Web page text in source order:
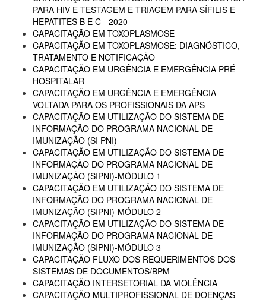
PARA HIV E TESTAGEM E TRIAGEM PARA SÍFILIS E
HEPATITES B E C - 2020
CAPACITAÇÃO EM TOXOPLASMOSE
CAPACITAÇÃO EM TOXOPLASMOSE: DIAGNÓSTICO,
TRATAMENTO E NOTIFICAÇÃO
CAPACITAÇÃO EM URGÊNCIA E EMERGÊNCIA PRÉ
HOSPITALAR
CAPACITAÇÃO EM URGÊNCIA E EMERGÊNCIA
VOLTADA PARA OS PROFISSIONAIS DA APS
CAPACITAÇÃO EM UTILIZAÇÃO DO SISTEMA DE
INFORMAÇÃO DO PROGRAMA NACIONAL DE
IMUNIZAÇÃO (SI PNI)
CAPACITAÇÃO EM UTILIZAÇÃO DO SISTEMA DE
INFORMAÇÃO DO PROGRAMA NACIONAL DE
IMUNIZAÇÃO (SIPNI)-MÓDULO 1
CAPACITAÇÃO EM UTILIZAÇÃO DO SISTEMA DE
INFORMAÇÃO DO PROGRAMA NACIONAL DE
IMUNIZAÇÃO (SIPNI)-MÓDULO 2
CAPACITAÇÃO EM UTILIZAÇÃO DO SISTEMA DE
INFORMAÇÃO DO PROGRAMA NACIONAL DE
IMUNIZAÇÃO (SIPNI)-MÓDULO 3
CAPACITAÇÃO FLUXO DOS REQUERIMENTOS DOS
SISTEMAS DE DOCUMENTOS/BPM
CAPACITAÇÃO INTERSETORIAL DA VIOLÊNCIA
CAPACITAÇÃO MULTIPROFISSIONAL DE DOENÇAS